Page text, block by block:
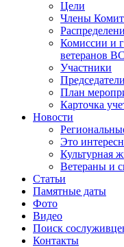
Цели
Члены
Комиссии и
ветеранов
Участники
План
Карточка
Новости
Это
Культурная
Ветераны и
Статьи
Памятные даты
Фото
Видео
Поиск
Контакты